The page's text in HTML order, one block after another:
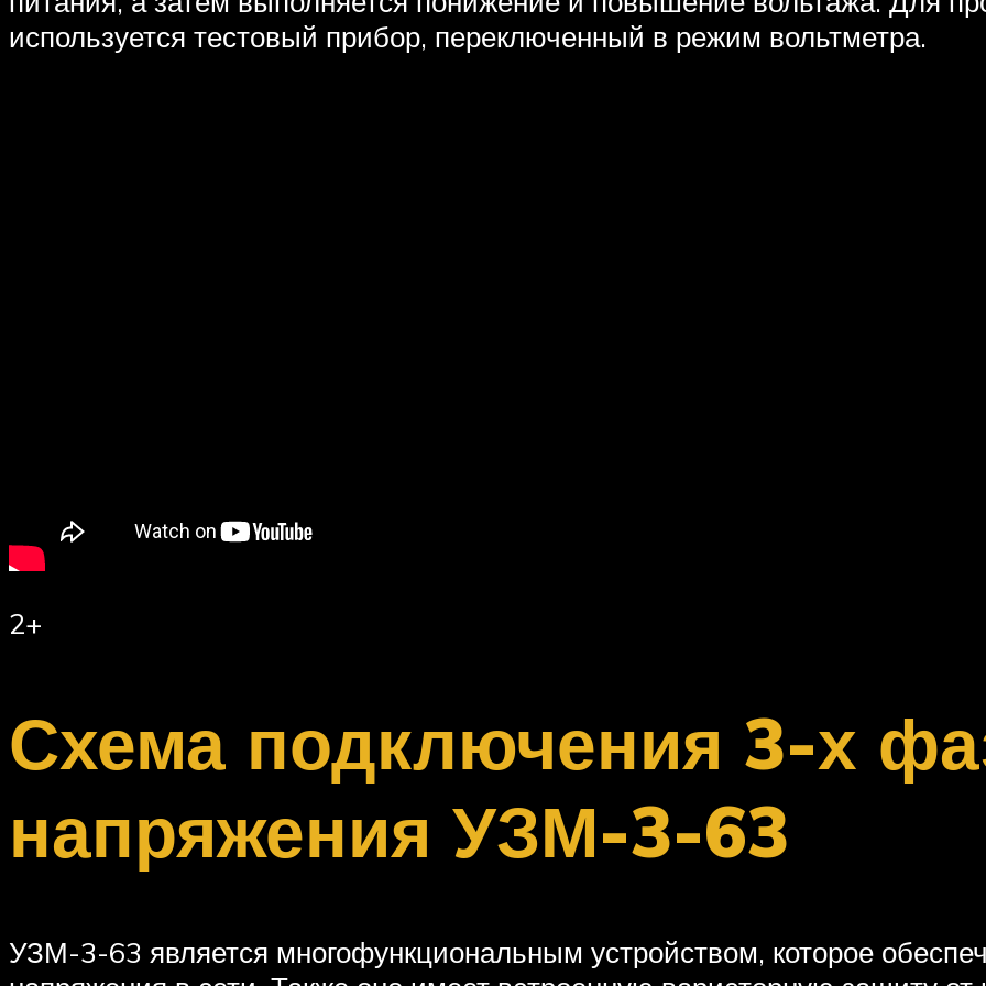
используется тестовый прибор, переключенный в режим вольтметра.
2+
Схема подключения 3-х
напряжения УЗМ-3-63
УЗМ-3-63 является многофункциональным устройством, которое